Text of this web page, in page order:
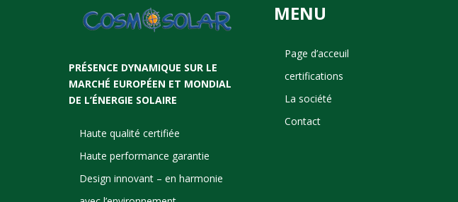
PRÉSENCE DYNAMIQUE SUR LE
MARCHÉ EUROPÉEN ET MONDIAL
DE L’ÉNERGIE SOLAIRE
Haute qualité certifiée
Haute performance garantie
Design innovant – en harmonie
MENU
Page d’acceuil
certifications
La société
Contact